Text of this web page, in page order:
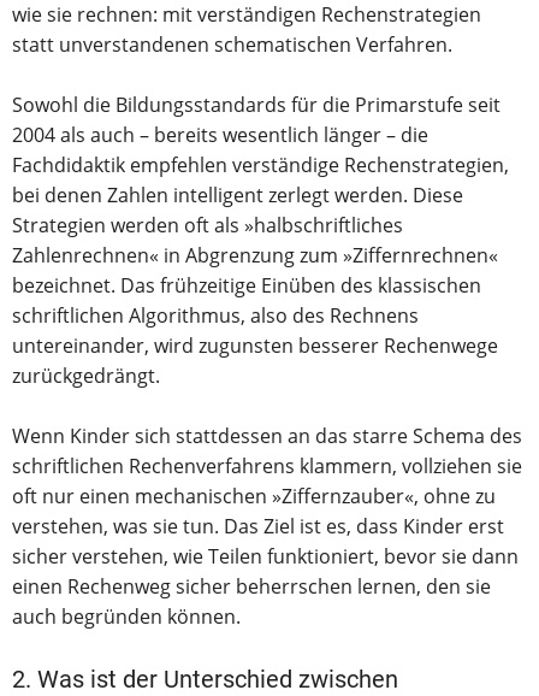
wie sie rechnen: mit verständigen Rechenstrategien
statt unverstandenen schematischen Verfahren.
Sowohl die Bildungsstandards für die Primarstufe seit
2004 als auch – bereits wesentlich länger – die
Fachdidaktik empfehlen verständige Rechenstrategien,
bei denen Zahlen intelligent zerlegt werden. Diese
Strategien werden oft als »halbschriftliches
Zahlenrechnen« in Abgrenzung zum »Ziffernrechnen«
bezeichnet. Das frühzeitige Einüben des klassischen
schriftlichen Algorithmus, also des Rechnens
untereinander, wird zugunsten besserer Rechenwege
zurückgedrängt.
Wenn Kinder sich stattdessen an das starre Schema des
schriftlichen Rechenverfahrens klammern, vollziehen sie
oft nur einen mechanischen »Ziffernzauber«, ohne zu
verstehen, was sie tun. Das Ziel ist es, dass Kinder erst
sicher verstehen, wie Teilen funktioniert, bevor sie dann
einen Rechenweg sicher beherrschen lernen, den sie
auch begründen können.
2. Was ist der Unterschied zwischen